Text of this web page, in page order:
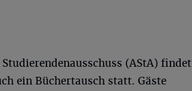
(AStA) findet
ein Büchertausch statt. Gäste